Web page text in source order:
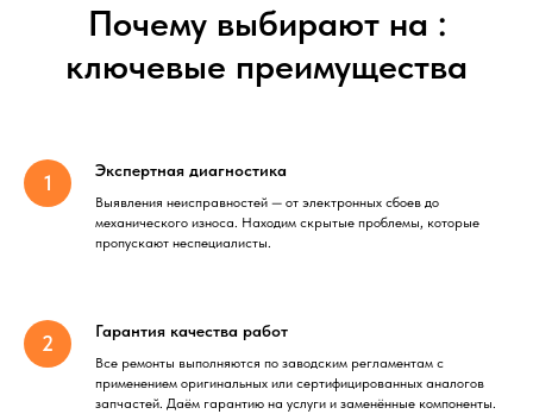
Почему выбирают на :
ключевые преимущества
Экспертная диагностика
Выявления неисправностей — от электронных сбоев до
механического износа. Находим скрытые проблемы, которые
пропускают неспециалисты.
Гарантия качества работ
Все ремонты выполняются по заводским регламентам с
применением оригинальных или сертифицированных аналогов
запчастей. Даём гарантию на услуги и заменённые компоненты.